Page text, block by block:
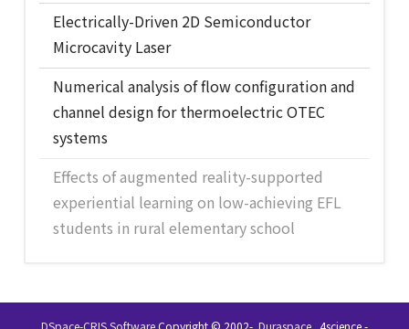
Electrically-Driven 2D Semiconductor
Microcavity Laser
Numerical analysis of flow configuration and
channel design for thermoelectric OTEC
systems
Effects of augmented reality-supported
experiential learning on low-achieving EFL
students in rural elementary school
DSpace-CRIS SoftwareCopyright © 2002- Duraspace 4science -